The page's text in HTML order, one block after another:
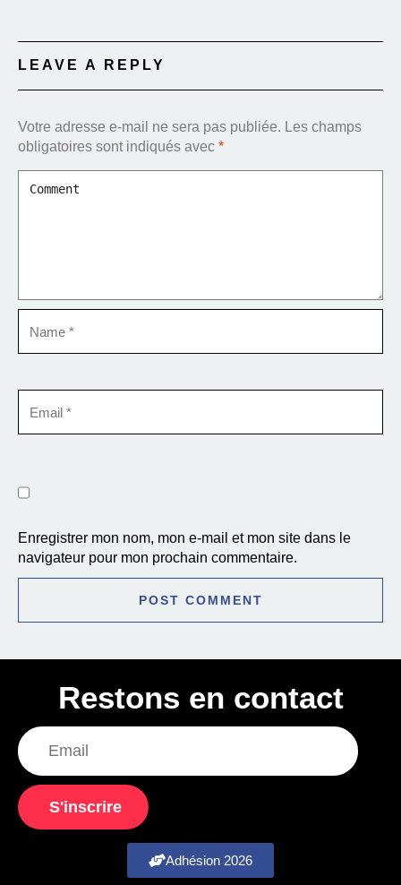
LEAVE A REPLY
Votre adresse e-mail ne sera pas publiée. Les champs
obligatoires sont indiqués avec *
Enregistrer mon nom, mon e-mail et mon site dans le
navigateur pour mon prochain commentaire.
Restons en contact
S'inscrire
Adhésion 2026